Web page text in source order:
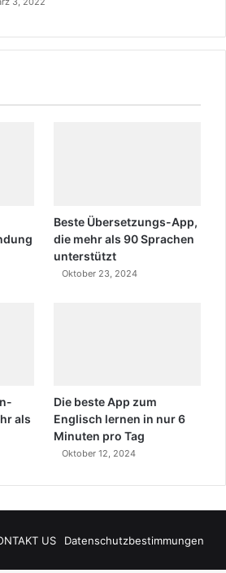
Beste Übersetzungs-App,
die mehr als 90 Sprachen
unterstützt
Oktober 23, 2024
als
Die beste App zum
Englisch lernen in nur 6
Minuten pro Tag
Oktober 12, 2024
US Datenschutzbestimmungen